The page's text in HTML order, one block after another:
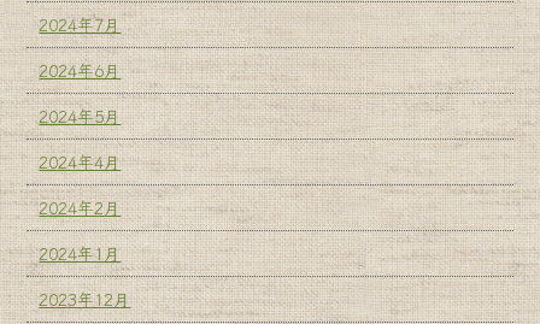
2024年7月
2024年6月
2024年5月
2024年4月
2024年2月
2024年1月
2023年12月